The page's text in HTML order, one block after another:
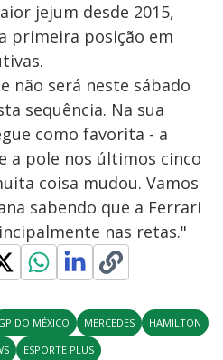
jejum desde 2015,
primeira posição em
não será neste sábado
sequência. Na sua
como favorita - a
a pole nos últimos cinco
coisa mudou. Vamos
sabendo que a Ferrari
nas retas."
DO MÉXICO MERCEDES
HAMILTON
ESPORTE PLUS